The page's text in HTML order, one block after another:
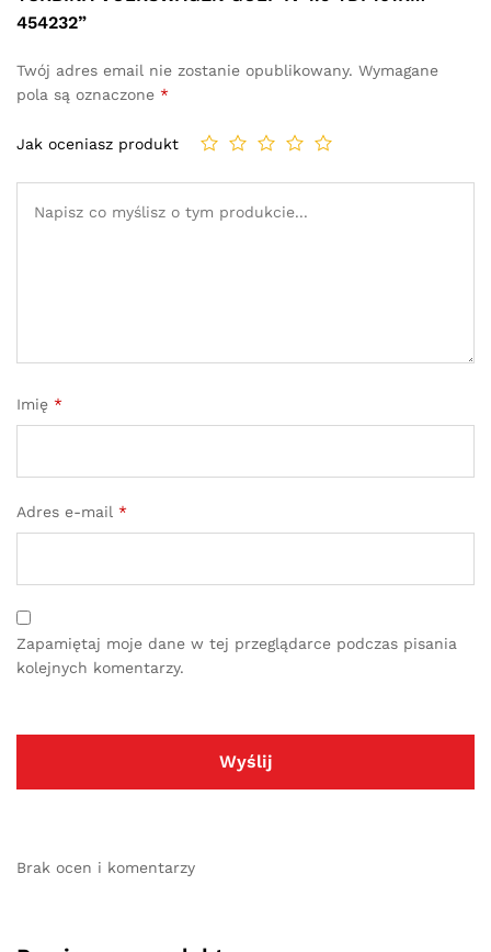
454232”
Twój adres email nie zostanie opublikowany. Wymagane
pola są oznaczone *
Jak oceniasz produkt
Imię *
Adres e-mail *
Zapamiętaj moje dane w tej przeglądarce podczas pisania
kolejnych komentarzy.
Brak ocen i komentarzy